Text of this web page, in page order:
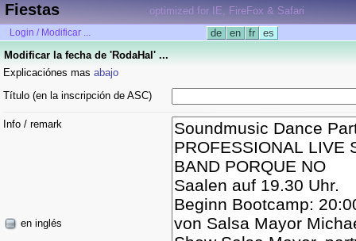
Fiestas optimized for IE, FireFox & Safari
Login / Modificar ... de en fr
es
Modificar la fecha de 'RodaHal' ...
Explicaciónes mas abajo
Título (en la inscripción de ASC)
Info / remark
en inglés